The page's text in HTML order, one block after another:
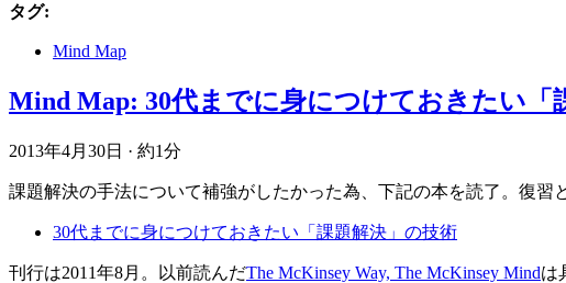
タグ:
Mind Map
Mind Map: 30代までに身につけておきたい「
2013年4月30日 · 約1分
課題解決の手法について補強がしたかった為、下記の本を読了。復習
30代までに身につけておきたい「課題解決」の技術
刊行は2011年8月。以前読んだThe McKinsey Way, The McKinsey Mindは